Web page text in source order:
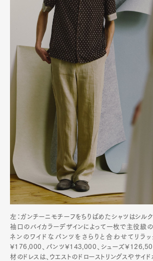
左：ガンチーニモチーフをちりばめたシャツはシル
袖口のバイカラーデザインによって一枚で主役級
ネンのワイドなパンツをさらりと合わせてリラッ
¥176,000、パンツ¥143,000、シューズ
材のドレスは、ウエストのドローストリングスやサイ